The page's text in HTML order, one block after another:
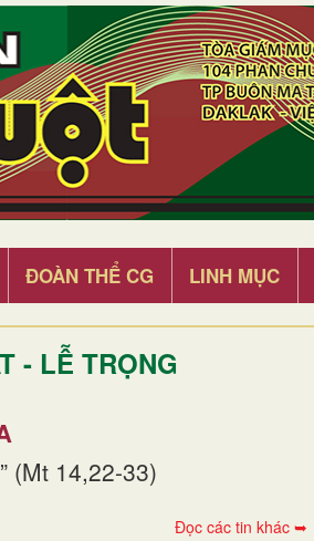
ĐOÀN THỂ CG LINH MỤC
- LỄ TRỌNG
(Mt 14,22-33)
Đọc các tin khác ➥